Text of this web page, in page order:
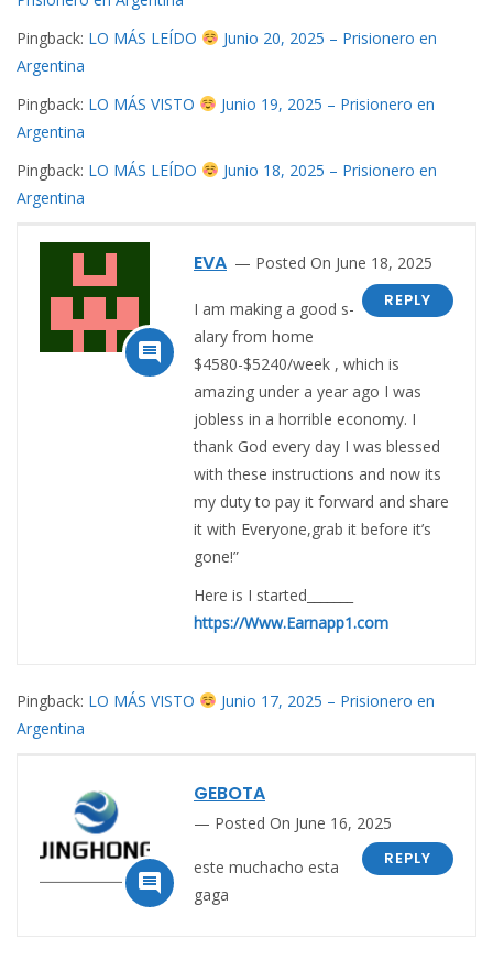
Pingback: LO MÁS LEÍDO
Junio 20, 2025 – Prisionero en
Argentina
Pingback: LO MÁS VISTO
Junio 19, 2025 – Prisionero en
Argentina
Pingback: LO MÁS LEÍDO
Junio 18, 2025 – Prisionero en
Argentina

EVA
Posted On June 18, 2025
REPLY
I am making a good s­
al­ary from home
$4580-$5240/week , which is
amazing und­er a year ago I was
jobless in a horrible economy. I
thank God every day I was blessed
with these instructions and now its
my duty to pay it forward and share
it with Everyone,grab it before it’s
gone!”
Here is I started_______
https://Www.Earnapp1.com
Pingback: LO MÁS VISTO
Junio 17, 2025 – Prisionero en
Argentina

GEBOTA
Posted On June 16, 2025
REPLY
este muchacho esta
gaga